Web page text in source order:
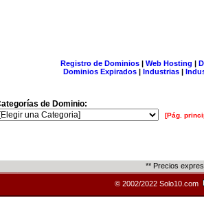
Registro de Dominios| Web Hosting |
Dominios Expirados | Industrias |
de Dominio:
[Pág.
** Precios
© 2002/2022 Solo10.com